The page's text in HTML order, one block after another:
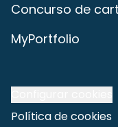
Concurso de
MyPortfolio
Política de cookies